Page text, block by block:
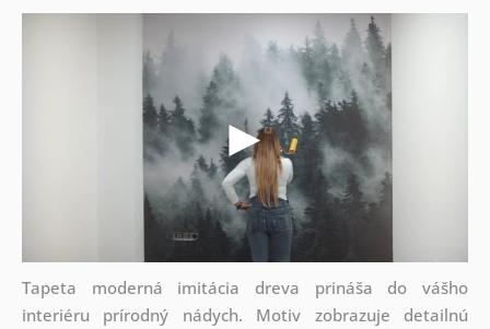
Tapeta moderná imitácia dreva prináša do vášho
interiéru prírodný nádych. Motiv zobrazuje detailnú